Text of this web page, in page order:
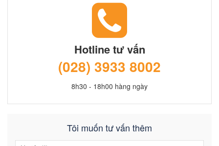
Hotline tư vấn
(028) 3933 8002
8h30 - 18h00 hàng ngày
Tôi muốn tư vấn thêm